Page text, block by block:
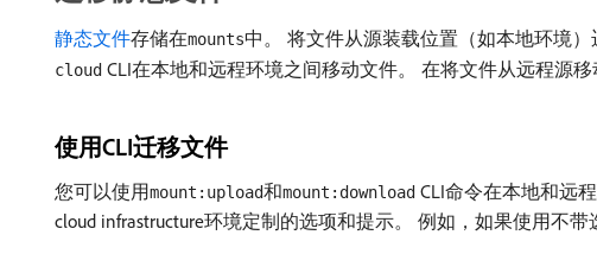
静态文件存储在mounts中。 将文件从源装载位置（如本地环境
cloud CLI在本地和远程环境之间移动文件。 在将文件从远程源
使用CLI迁移文件
您可以使用mount:upload和mount:download CLI命令在本地和远
cloud infrastructure环境定制的选项和提示。 例如，如果使用不